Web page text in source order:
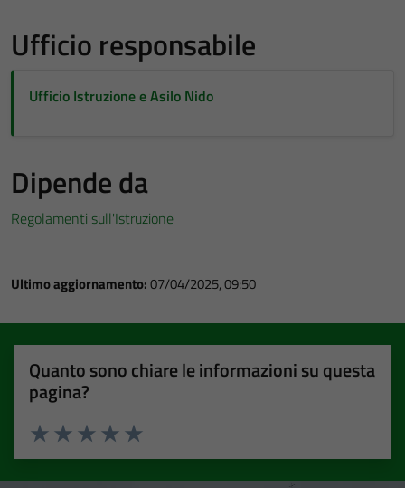
Ufficio responsabile
Ufficio Istruzione e Asilo Nido
Dipende da
Regolamenti sull'Istruzione
Ultimo aggiornamento:07/04/2025, 09:50
Quanto sono chiare le informazioni su questa
pagina?
Valuta 5 stelle su 5
Valuta 4 stelle su 5
Valuta 3 stelle su 5
Valuta 2 stelle su 5
Valuta 1 stelle su 5